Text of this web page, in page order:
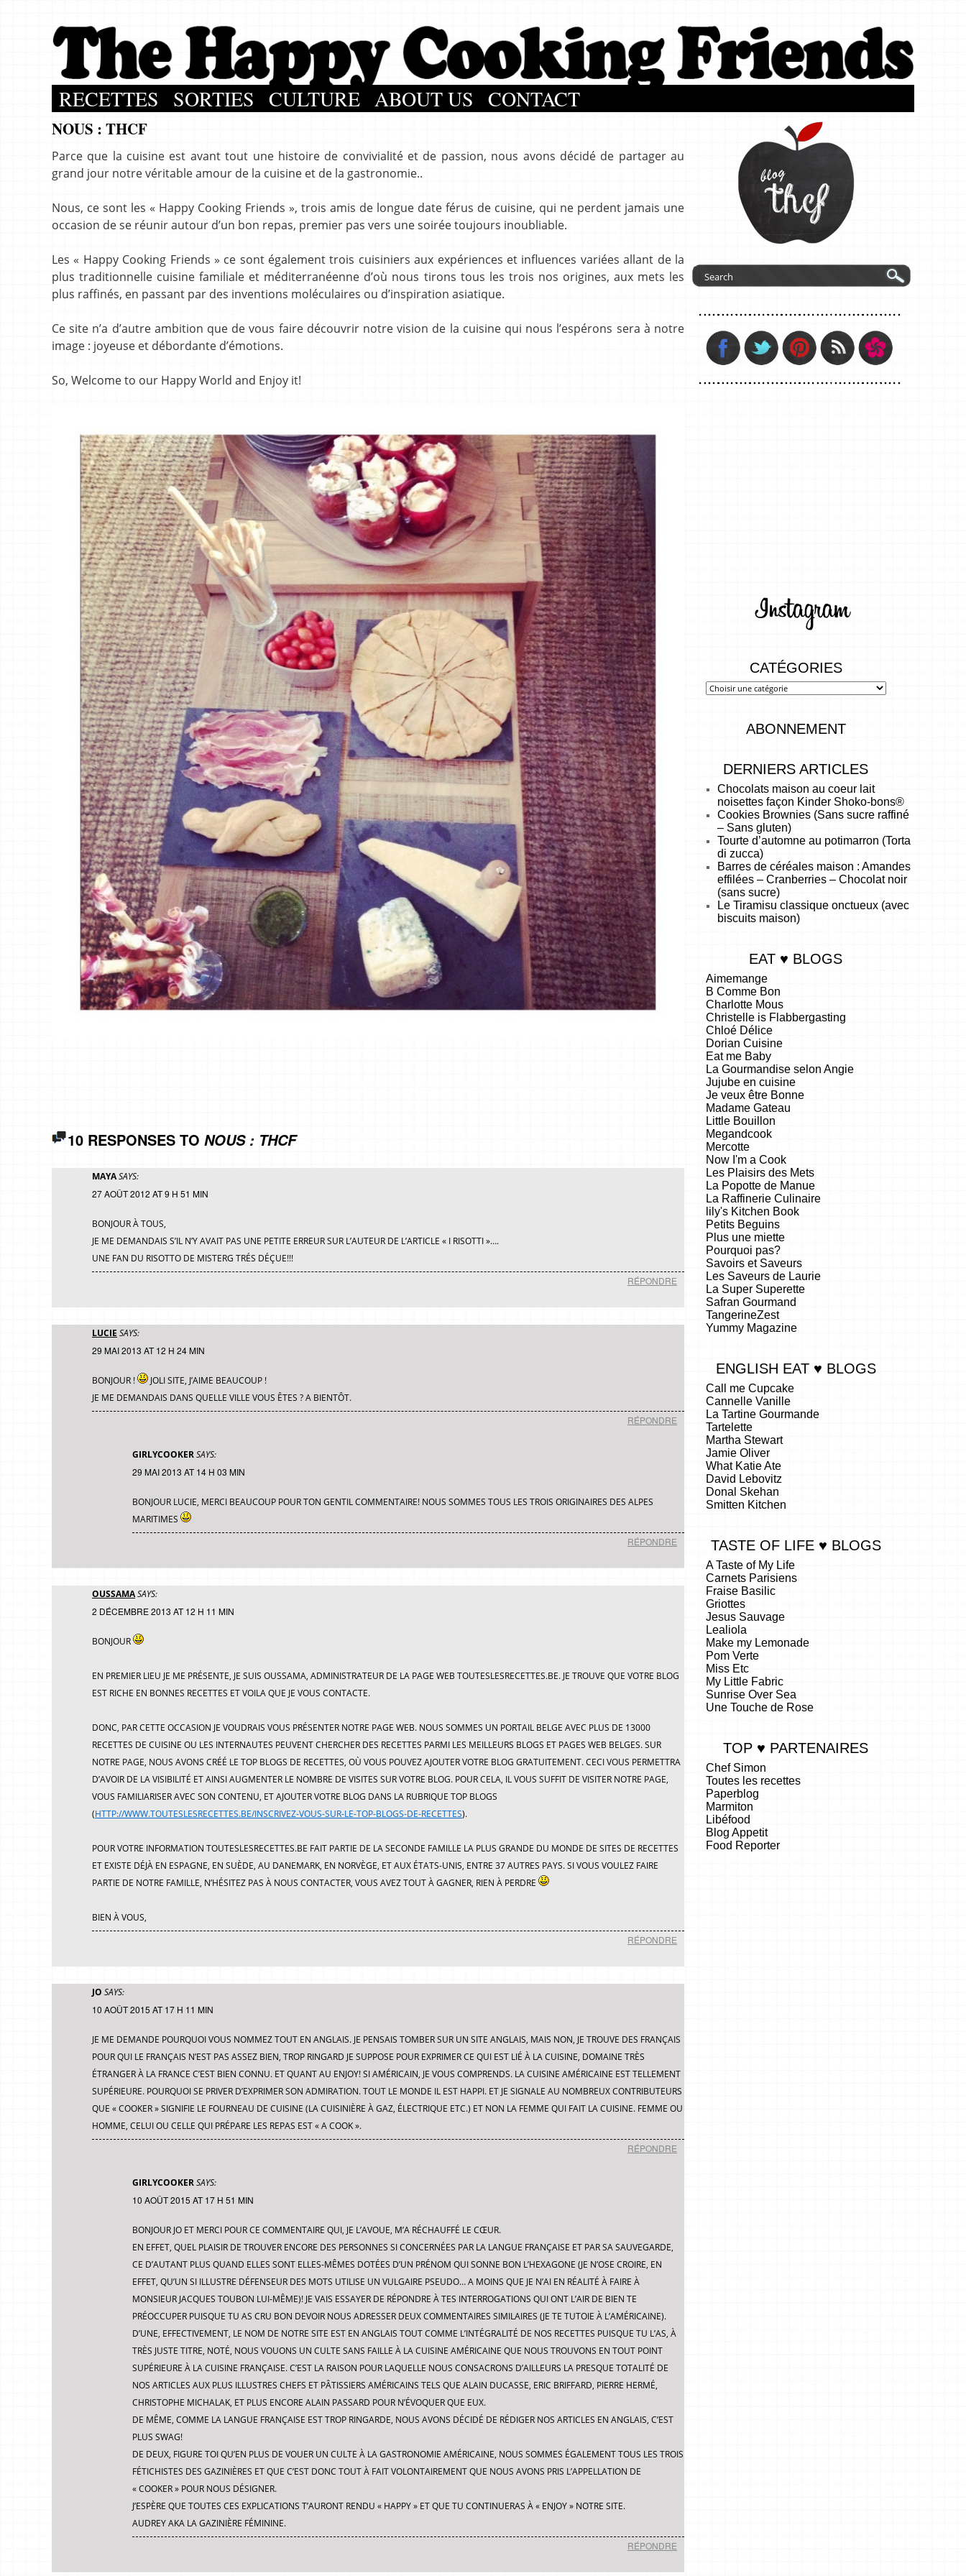
RECETTES SORTIES CULTURE ABOUT US CONTACT
NOUS : THCF
Parce que la cuisine est avant tout une histoire de convivialité et de passion, nous avons décidé de partager au
grand jour notre véritable amour de la cuisine et de la gastronomie..
Nous, ce sont les « Happy Cooking Friends », trois amis de longue date férus de cuisine, qui ne perdent jamais une
occasion de se réunir autour d’un bon repas, premier pas vers une soirée toujours inoubliable.
Les « Happy Cooking Friends » ce sont également trois cuisiniers aux expériences et influences variées allant de la
plus traditionnelle cuisine familiale et méditerranéenne d’où nous tirons tous les trois nos origines, aux mets les
plus raffinés, en passant par des inventions moléculaires ou d’inspiration asiatique.
Ce site n’a d’autre ambition que de vous faire découvrir notre vision de la cuisine qui nous l’espérons sera à notre
image : joyeuse et débordante d’émotions.
So, Welcome to our Happy World and Enjoy it!
10 RESPONSES TO NOUS : THCF
MAYASAYS:
27 AOÛT 2012 AT 9 H 51 MIN
BONJOUR À TOUS,
JE ME DEMANDAIS S’IL N’Y AVAIT PAS UNE PETITE ERREUR SUR L’AUTEUR DE L’ARTICLE « I RISOTTI »….
UNE FAN DU RISOTTO DE MISTERG TRÉS DÉÇUE!!!
RÉPONDRE
LUCIE SAYS:
29 MAI 2013 AT 12 H 24 MIN
BONJOUR !
JOLI SITE, J’AIME BEAUCOUP !
JE ME DEMANDAIS DANS QUELLE VILLE VOUS ÊTES ? A BIENTÔT.
RÉPONDRE
GIRLYCOOKERSAYS:
29 MAI 2013 AT 14 H 03 MIN
BONJOUR LUCIE, MERCI BEAUCOUP POUR TON GENTIL COMMENTAIRE! NOUS SOMMES TOUS LES TROIS ORIGINAIRES DES ALPES
MARITIMES
RÉPONDRE
OUSSAMASAYS:
2 DÉCEMBRE 2013 AT 12 H 11 MIN
BONJOUR
EN PREMIER LIEU JE ME PRÉSENTE, JE SUIS OUSSAMA, ADMINISTRATEUR DE LA PAGE WEB TOUTESLESRECETTES.BE. JE TROUVE QUE VOTRE BLOG
EST RICHE EN BONNES RECETTES ET VOILA QUE JE VOUS CONTACTE.
DONC, PAR CETTE OCCASION JE VOUDRAIS VOUS PRÉSENTER NOTRE PAGE WEB. NOUS SOMMES UN PORTAIL BELGE AVEC PLUS DE 13000
RECETTES DE CUISINE OU LES INTERNAUTES PEUVENT CHERCHER DES RECETTES PARMI LES MEILLEURS BLOGS ET PAGES WEB BELGES. SUR
NOTRE PAGE, NOUS AVONS CRÉÉ LE TOP BLOGS DE RECETTES, OÙ VOUS POUVEZ AJOUTER VOTRE BLOG GRATUITEMENT. CECI VOUS PERMETTRA
D’AVOIR DE LA VISIBILITÉ ET AINSI AUGMENTER LE NOMBRE DE VISITES SUR VOTRE BLOG. POUR CELA, IL VOUS SUFFIT DE VISITER NOTRE PAGE,
VOUS FAMILIARISER AVEC SON CONTENU, ET AJOUTER VOTRE BLOG DANS LA RUBRIQUE TOP BLOGS
(HTTP://WWW.TOUTESLESRECETTES.BE/INSCRIVEZ-VOUS-SUR-LE-TOP-BLOGS-DE-RECETTES).
POUR VOTRE INFORMATION TOUTESLESRECETTES.BE FAIT PARTIE DE LA SECONDE FAMILLE LA PLUS GRANDE DU MONDE DE SITES DE RECETTES
ET EXISTE DÉJÀ EN ESPAGNE, EN SUÈDE, AU DANEMARK, EN NORVÈGE, ET AUX ÉTATS-UNIS, ENTRE 37 AUTRES PAYS. SI VOUS VOULEZ FAIRE
PARTIE DE NOTRE FAMILLE, N’HÉSITEZ PAS À NOUS CONTACTER, VOUS AVEZ TOUT À GAGNER, RIEN À PERDRE
BIEN À VOUS,
RÉPONDRE
JO SAYS:
10 AOÛT 2015 AT 17 H 11 MIN
JE ME DEMANDE POURQUOI VOUS NOMMEZ TOUT EN ANGLAIS. JE PENSAIS TOMBER SUR UN SITE ANGLAIS, MAIS NON, JE TROUVE DES FRANÇAIS
POUR QUI LE FRANÇAIS N’EST PAS ASSEZ BIEN, TROP RINGARD JE SUPPOSE POUR EXPRIMER CE QUI EST LIÉ À LA CUISINE, DOMAINE TRÈS
ÉTRANGER À LA FRANCE C’EST BIEN CONNU. ET QUANT AU ENJOY! SI AMÉRICAIN, JE VOUS COMPRENDS. LA CUISINE AMÉRICAINE EST TELLEMENT
SUPÉRIEURE. POURQUOI SE PRIVER D’EXPRIMER SON ADMIRATION. TOUT LE MONDE IL EST HAPPI. ET JE SIGNALE AU NOMBREUX CONTRIBUTEURS
QUE « COOKER » SIGNIFIE LE FOURNEAU DE CUISINE (LA CUISINIÈRE À GAZ, ÉLECTRIQUE ETC.) ET NON LA FEMME QUI FAIT LA CUISINE. FEMME OU
HOMME, CELUI OU CELLE QUI PRÉPARE LES REPAS EST « A COOK ».
RÉPONDRE
GIRLYCOOKERSAYS:
10 AOÛT 2015 AT 17 H 51 MIN
BONJOUR JO ET MERCI POUR CE COMMENTAIRE QUI, JE L’AVOUE, M’A RÉCHAUFFÉ LE CŒUR.
EN EFFET, QUEL PLAISIR DE TROUVER ENCORE DES PERSONNES SI CONCERNÉES PAR LA LANGUE FRANÇAISE ET PAR SA SAUVEGARDE,
CE D’AUTANT PLUS QUAND ELLES SONT ELLES-MÊMES DOTÉES D’UN PRÉNOM QUI SONNE BON L’HEXAGONE (JE N’OSE CROIRE, EN
EFFET, QU’UN SI ILLUSTRE DÉFENSEUR DES MOTS UTILISE UN VULGAIRE PSEUDO… A MOINS QUE JE N’AI EN RÉALITÉ À FAIRE À
MONSIEUR JACQUES TOUBON LUI-MÊME)! JE VAIS ESSAYER DE RÉPONDRE À TES INTERROGATIONS QUI ONT L’AIR DE BIEN TE
PRÉOCCUPER PUISQUE TU AS CRU BON DEVOIR NOUS ADRESSER DEUX COMMENTAIRES SIMILAIRES (JE TE TUTOIE À L’AMÉRICAINE).
D’UNE, EFFECTIVEMENT, LE NOM DE NOTRE SITE EST EN ANGLAIS TOUT COMME L’INTÉGRALITÉ DE NOS RECETTES PUISQUE TU L’AS, À
TRÈS JUSTE TITRE, NOTÉ, NOUS VOUONS UN CULTE SANS FAILLE À LA CUISINE AMÉRICAINE QUE NOUS TROUVONS EN TOUT POINT
SUPÉRIEURE À LA CUISINE FRANÇAISE. C’EST LA RAISON POUR LAQUELLE NOUS CONSACRONS D’AILLEURS LA PRESQUE TOTALITÉ DE
NOS ARTICLES AUX PLUS ILLUSTRES CHEFS ET PÂTISSIERS AMÉRICAINS TELS QUE ALAIN DUCASSE, ERIC BRIFFARD, PIERRE HERMÉ,
CHRISTOPHE MICHALAK, ET PLUS ENCORE ALAIN PASSARD POUR N’ÉVOQUER QUE EUX.
DE MÊME, COMME LA LANGUE FRANÇAISE EST TROP RINGARDE, NOUS AVONS DÉCIDÉ DE RÉDIGER NOS ARTICLES EN ANGLAIS, C’EST
PLUS SWAG!
DE DEUX, FIGURE TOI QU’EN PLUS DE VOUER UN CULTE À LA GASTRONOMIE AMÉRICAINE, NOUS SOMMES ÉGALEMENT TOUS LES TROIS
FÉTICHISTES DES GAZINIÈRES ET QUE C’EST DONC TOUT À FAIT VOLONTAIREMENT QUE NOUS AVONS PRIS L’APPELLATION DE
« COOKER » POUR NOUS DÉSIGNER.
J’ESPÈRE QUE TOUTES CES EXPLICATIONS T’AURONT RENDU « HAPPY » ET QUE TU CONTINUERAS À « ENJOY » NOTRE SITE.
AUDREY AKA LA GAZINIÈRE FÉMININE.
RÉPONDRE
CATÉGORIES
ABONNEMENT
DERNIERS ARTICLES
Chocolats maison au coeur lait
noisettes façon Kinder Shoko-bons®
Cookies Brownies (Sans sucre raffiné
– Sans gluten)
Tourte d’automne au potimarron (Torta
di zucca)
Barres de céréales maison : Amandes
effilées – Cranberries – Chocolat noir
(sans sucre)
Le Tiramisu classique onctueux (avec
biscuits maison)
EAT ♥ BLOGS
Aimemange
B Comme Bon
Charlotte Mous
Christelle is Flabbergasting
Chloé Délice
Dorian Cuisine
Eat me Baby
La Gourmandise selon Angie
Jujube en cuisine
Je veux être Bonne
Madame Gateau
Little Bouillon
Megandcook
Mercotte
Now I'm a Cook
Les Plaisirs des Mets
La Popotte de Manue
La Raffinerie Culinaire
lily's Kitchen Book
Petits Beguins
Plus une miette
Pourquoi pas?
Savoirs et Saveurs
Les Saveurs de Laurie
La Super Superette
Safran Gourmand
TangerineZest
Yummy Magazine
ENGLISH EAT ♥ BLOGS
Call me Cupcake
Cannelle Vanille
La Tartine Gourmande
Tartelette
Martha Stewart
Jamie Oliver
What Katie Ate
David Lebovitz
Donal Skehan
Smitten Kitchen
TASTE OF LIFE ♥ BLOGS
A Taste of My Life
Carnets Parisiens
Fraise Basilic
Griottes
Jesus Sauvage
Lealiola
Make my Lemonade
Pom Verte
Miss Etc
My Little Fabric
Sunrise Over Sea
Une Touche de Rose
TOP ♥ PARTENAIRES
Chef Simon
Toutes les recettes
Paperblog
Marmiton
Libéfood
Blog Appetit
Food Reporter